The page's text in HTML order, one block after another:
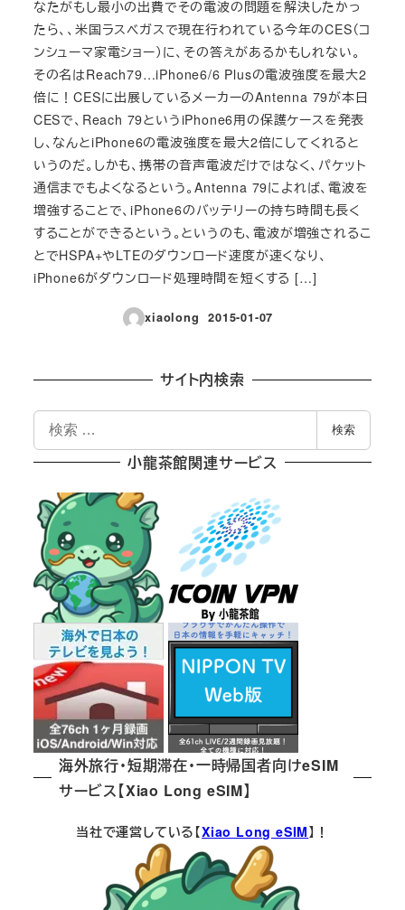
なたがもし最小の出費でその電波の問題を解決したかっ
たら、、米国ラスベガスで現在行われている今年のCES（コ
ンシューマ家電ショー）に、その答えがあるかもしれない。
その名はReach79…iPhone6/6 Plusの電波強度を最大2
倍に！CESに出展しているメーカーのAntenna 79が本日
CESで、Reach 79というiPhone6用の保護ケースを発表
し、なんとiPhone6の電波強度を最大2倍にしてくれると
いうのだ。しかも、携帯の音声電波だけではなく、パケット
通信までもよくなるという。Antenna 79によれば、電波を
増強することで、iPhone6のバッテリーの持ち時間も長く
することができるという。というのも、電波が増強されるこ
とでHSPA+やLTEのダウンロード速度が速くなり、
iPhone6がダウンロード処理時間を短くする […]
xiaolong
投稿日
2015-01-07
サイト内検索
検
索
検索
小龍茶館関連サービス
海外旅行・短期滞在・一時帰国者向けeSIM
サービス【Xiao Long eSIM】
当社で運営している【Xiao Long eSIM】！